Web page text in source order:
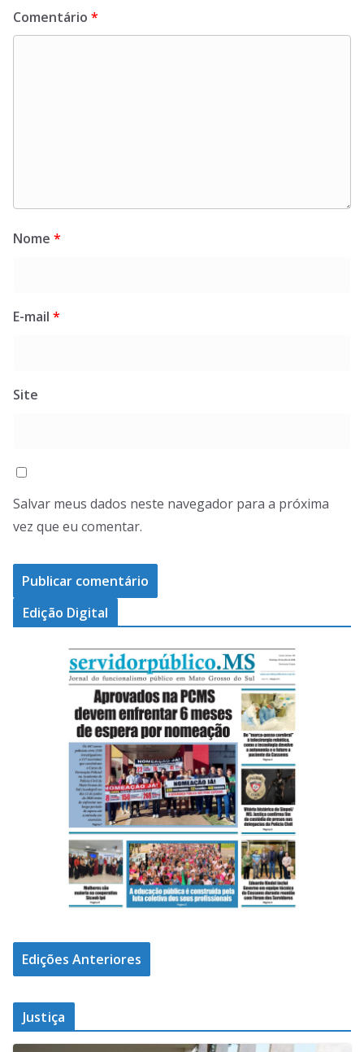
Comentário *
Nome *
E-mail *
Site
Salvar meus dados neste navegador para a próxima
vez que eu comentar.
Edição Digital
Edições Anteriores
Justiça